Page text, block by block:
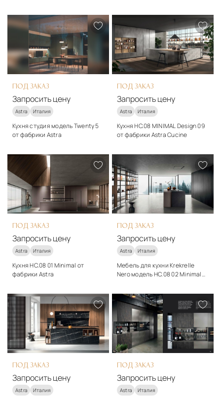
модерн
Подробнее
Запросить цену
модерн
Подробнее
Запросить цену
ПОД ЗАКАЗ
Запросить цену
Astra Италия
Кухня студия модель Twenty 5
от фабрики Astra
модерн
Подробнее
Запросить цену
ПОД ЗАКАЗ
Запросить цену
Astra Италия
Кухня HC.08 MINIMAL Design 09
от фабрики Astra Cucine
модерн
Подробнее
Запросить цену
ПОД ЗАКАЗ
Запросить цену
Astra Италия
Кухня HC.08 01 Minimal от
фабрики Astra
модерн
Подробнее
Запросить цену
ПОД ЗАКАЗ
Запросить цену
Astra Италия
Мебель для кухни Krekrelle
Nero модель HC.08 02 Minimal
модерн
Подробнее
Запросить цену
ПОД ЗАКАЗ
Запросить цену
Astra Италия
ПОД ЗАКАЗ
Запросить цену
Astra Италия